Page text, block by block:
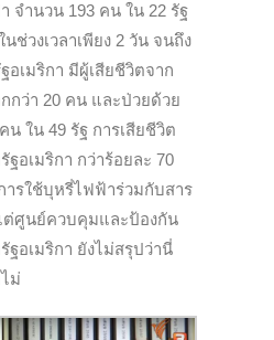
จำนวน 193 คน ใน 22 รัฐ
ช่วงเวลาเพียง 2 วัน จนถึง
เมริกา มีผู้เสียชีวิตจาก
กว่า 20 คน และป่วยด้วย
น ใน 49 รัฐ การเสียชีวิต
อเมริกา กว่าร้อยละ 70
ารใช้บุหรี่ไฟฟ้าร่วมกับสาร
ศูนย์ควบคุมและป้องกัน
อเมริกา ยังไม่สรุปว่านี่
ม่